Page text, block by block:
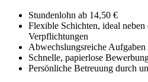
Stundenlohn ab 14,50 €
Flexible Schichten, ideal neben
Verpflichtungen
Abwechslungsreiche
Schnelle, papierlose
Persönliche Betreuung durch